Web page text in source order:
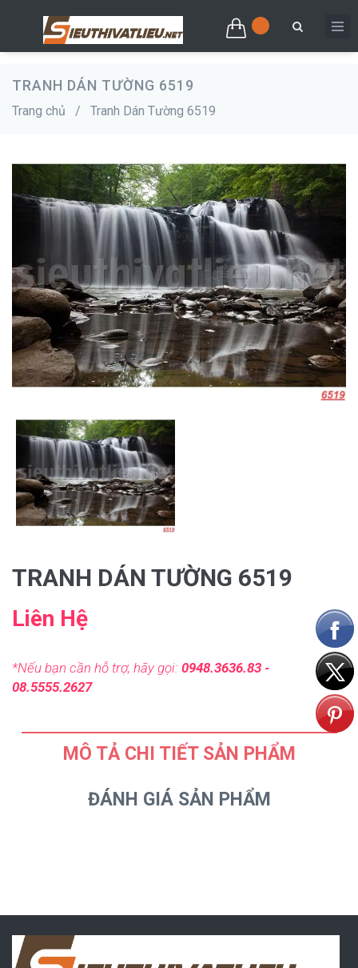
TRANH DÁN TƯỜNG 6519
Trang chủ / Tranh Dán Tường 6519
TRANH DÁN TƯỜNG 6519
Liên Hệ
*Nếu bạn cần hỗ trợ, hãy gọi: 0948.3636.83 -
08.5555.2627
MÔ TẢ CHI TIẾT SẢN PHẨM
ĐÁNH GIÁ SẢN PHẨM